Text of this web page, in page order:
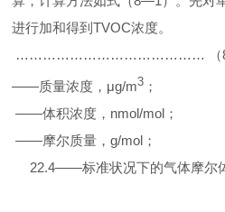
进行加和得到TVOC浓度。
…………………………………… （
——质量浓度，μg/m3 ；
——体积浓度，nmol/mol；
——摩尔质量，g/mol；
22.4——标准状况下的气体摩尔体